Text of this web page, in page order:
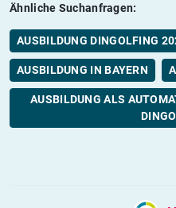
Ähnliche Suchanfragen:
AUSBILDUNG DINGOLFING
AUSBILDUNG IN BAYERN
AUSBILDUNG ALS